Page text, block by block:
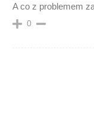
A co z problemem
0